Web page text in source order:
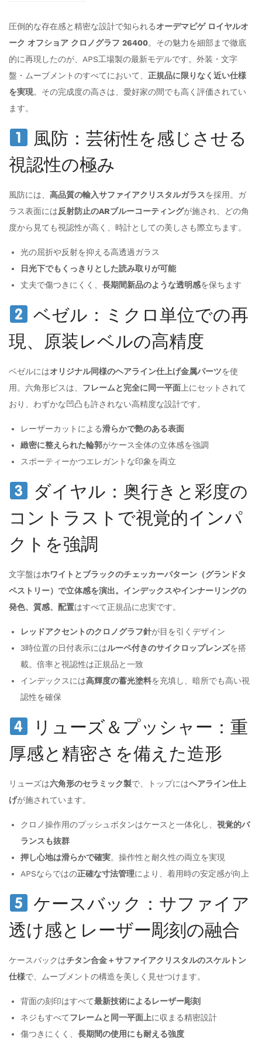
圧倒的な存在感と精密な設計で知られるオーデマピゲ ロイヤルオ
ーク オフショア クロノグラフ 26400。その魅力を細部まで徹底
的に再現したのが、APS工場製の最新モデルです。外装・文字
盤・ムーブメントのすべてにおいて、 正規品に限りなく近い仕様
を実現。その完成度の高さは、愛好家の間でも高く評価されてい
ます。
風防：芸術性を感じさせる
視認性の極み
風防には、 高品質の輸入サファイアクリスタルガラスを採用。ガ
ラス表面には反射防止のARブルーコーティングが施され、どの角
度から見ても視認性が高く、時計としての美しさも際立ちます。
光の屈折や反射を抑える高透過ガラス
日光下でもくっきりとした読み取りが可能
丈夫で傷つきにくく、 長期間新品のような透明感を保ちます
ベゼル：ミクロ単位での再
現、原装レベルの高精度
ベゼルにはオリジナル同様のヘアライン仕上げ金属パーツを使
用。六角形ビスは、 フレームと完全に同一平面 上にセットされて
おり、わずかな凹凸も許されない高精度な設計です。
レーザーカットによる滑らかで艶のある表面
緻密に整えられた輪郭がケース全体の立体感を強調
スポーティーかつエレガントな印象を両立
ダイヤル：奥行きと彩度の
コントラストで視覚的インパ
クトを強調
文字盤はホワイトとブラックのチェッカーパターン（グランドタ
ペストリー）で立体感を演出。インデックスやインナーリングの
発色、質感、配置はすべて正規品に忠実です。
レッドアクセントのクロノグラフ針が目を引くデザイン
3時位置の日付表示にはルーペ付きのサイクロップレンズを搭
載。倍率と視認性は正規品と一致
インデックスには高輝度の蓄光塗料を充填し、暗所でも高い視
認性を確保
リューズ＆プッシャー：重
厚感と精密さを備えた造形
リューズは六角形のセラミック製で、トップにはヘアライン仕上
げが施されています。
クロノ操作用のプッシュボタンはケースと一体化し、 視覚的バ
ランスも抜群
押し心地は滑らかで確実。操作性と耐久性の両立を実現
APSならではの正確な寸法管理により、着用時の安定感が向上
ケースバック：サファイア
透け感とレーザー彫刻の融合
ケースバックはチタン合金＋サファイアクリスタルのスケルトン
仕様で、ムーブメントの構造を美しく見せつけます。
背面の刻印はすべて最新技術によるレーザー彫刻
ネジもすべてフレームと同一平面上に収まる精密設計
傷つきにくく、 長期間の使用にも耐える強度